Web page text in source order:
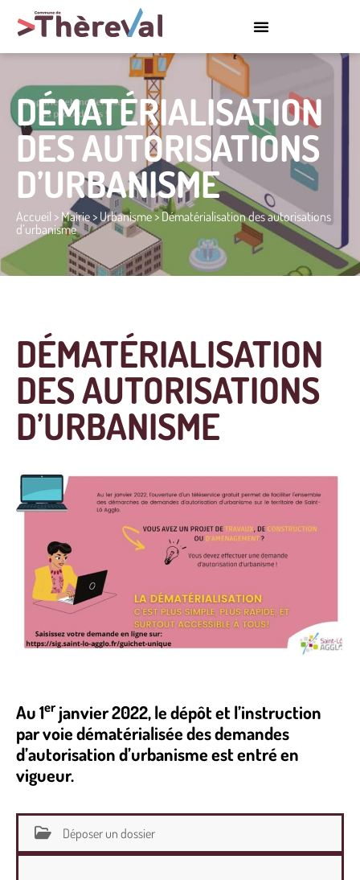
DÉMATÉRIALISATION
DES AUTORISATIONS
D’URBANISME
Accueil > Mairie > Urbanisme> Dématérialisation des autorisations
d’urbanisme
DÉMATÉRIALISATION
DES AUTORISATIONS
D’URBANISME
Au 1er janvier 2022, le dépôt et l’instruction
par voie dématérialisée des demandes
d’autorisation d’urbanisme est entré en
vigueur.
Déposer un dossier